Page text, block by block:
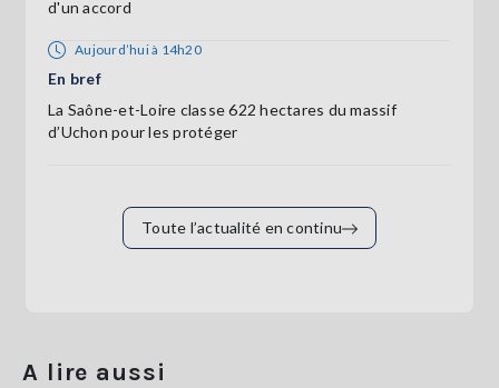
d'un accord
Aujourd’hui à 14h20
En bref
La Saône-et-Loire classe 622 hectares du massif
d’Uchon pour les protéger
Toute l’actualité en continu
A lire aussi